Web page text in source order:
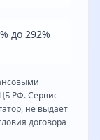
до 292%
РФ. Сервис
не выдаёт
договора